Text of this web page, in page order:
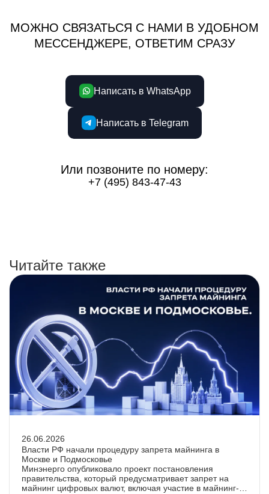
МОЖНО СВЯЗАТЬСЯ С НАМИ В УДОБНОМ
МЕССЕНДЖЕРЕ, ОТВЕТИМ СРАЗУ
Написать в WhatsApp
Написать в Telegram
Или позвоните по номеру:
+7 (495) 843-47-43
Читайте также
26.06.2026
Власти РФ начали процедуру запрета майнинга в
Москве и Подмосковье
Минэнерго опубликовало проект постановления
правительства, который предусматривает запрет на
майнинг цифровых валют, включая участие в майнинг-